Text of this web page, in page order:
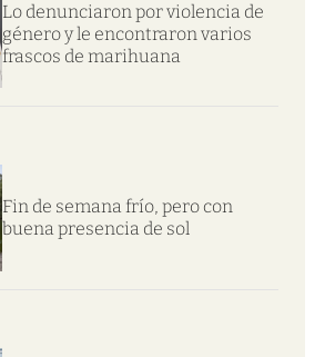
Lo denunciaron por violencia de
género y le encontraron varios
frascos de marihuana
Fin de semana frío, pero con
buena presencia de sol